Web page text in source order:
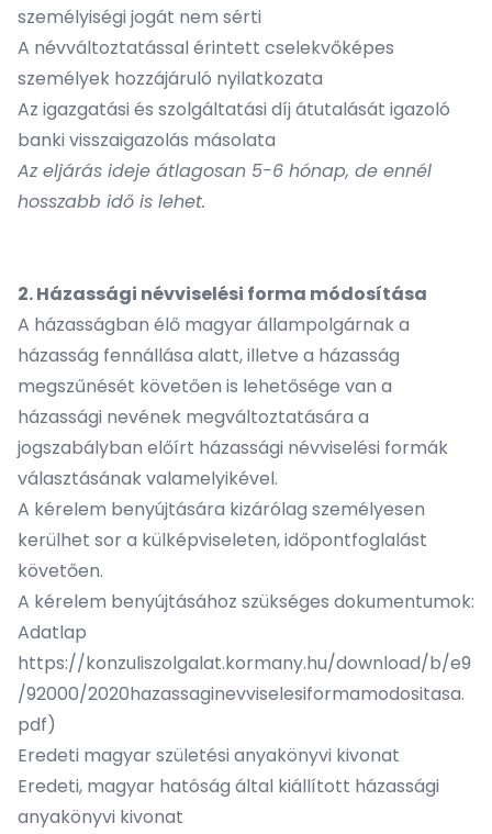
személyiségi jogát nem sérti
A névváltoztatással érintett cselekvőképes
személyek hozzájáruló nyilatkozata
Az igazgatási és szolgáltatási díj átutalását igazoló
banki visszaigazolás másolata
Az eljárás ideje átlagosan 5-6 hónap, de ennél
hosszabb idő is lehet.
2. Házassági névviselési forma módosítása
A házasságban élő magyar állampolgárnak a
házasság fennállása alatt, illetve a házasság
megszűnését követően is lehetősége van a
házassági nevének megváltoztatására a
jogszabályban előírt házassági névviselési formák
választásának valamelyikével.
A kérelem benyújtására kizárólag személyesen
kerülhet sor a külképviseleten, időpontfoglalást
követően.
A kérelem benyújtásához szükséges dokumentumok:
Adatlap
https://konzuliszolgalat.kormany.hu/download/b/e9
/92000/2020hazassaginevviselesiformamodositasa.
pdf)
Eredeti magyar születési anyakönyvi kivonat
Eredeti, magyar hatóság által kiállított házassági
anyakönyvi kivonat